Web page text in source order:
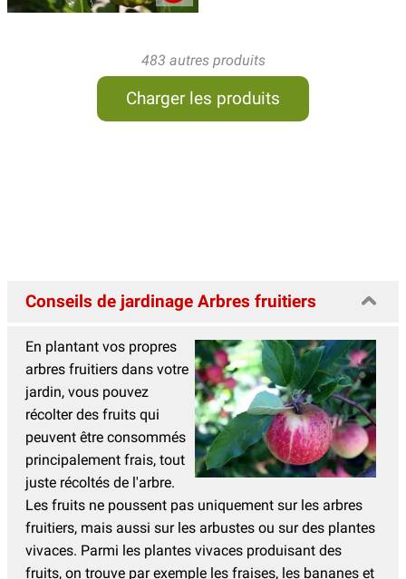
483 autres produits
Charger les produits
Conseils de jardinage Arbres fruitiers
En plantant vos propres
arbres fruitiers dans votre
jardin, vous pouvez
récolter des fruits qui
peuvent être consommés
principalement frais, tout
juste récoltés de l'arbre.
Les fruits ne poussent pas uniquement sur les arbres
fruitiers, mais aussi sur les arbustes ou sur des plantes
vivaces. Parmi les plantes vivaces produisant des
fruits, on trouve par exemple les fraises, les bananes et